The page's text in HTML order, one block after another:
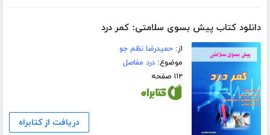
دانلود کتاب پیش بسوی سلامتی: کمر درد
از:حمیدرضا نظم جو
موضوع:درد مفاصل
۱۱۲ صفحه
دریافت از کتابراه